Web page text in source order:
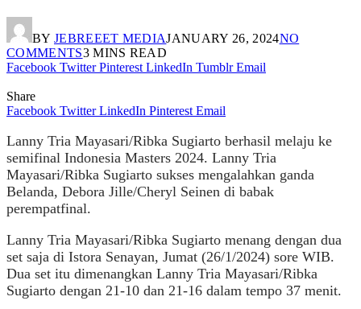
BY JEBREEET MEDIAJANUARY 26, 2024NO
COMMENTS3 MINS READ
Facebook Twitter Pinterest LinkedIn Tumblr Email
Share
Facebook Twitter LinkedIn Pinterest Email
Lanny Tria Mayasari/Ribka Sugiarto berhasil melaju ke
semifinal Indonesia Masters 2024. Lanny Tria
Mayasari/Ribka Sugiarto sukses mengalahkan ganda
Belanda, Debora Jille/Cheryl Seinen di babak
perempatfinal.
Lanny Tria Mayasari/Ribka Sugiarto menang dengan dua
set saja di Istora Senayan, Jumat (26/1/2024) sore WIB.
Dua set itu dimenangkan Lanny Tria Mayasari/Ribka
Sugiarto dengan 21-10 dan 21-16 dalam tempo 37 menit.